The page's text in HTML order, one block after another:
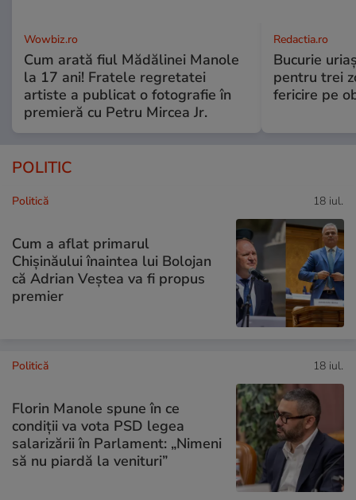
Wowbiz.ro
Cum arată fiul Mădălinei Manole
la 17 ani! Fratele regretatei
artiste a publicat o fotografie în
premieră cu Petru Mircea Jr.
Redactia.ro
Bucurie
pentru trei
fericire pe
POLITIC
Politică 18 iul.
Cum a aflat primarul
Chișinăului înaintea lui Bolojan
că Adrian Veștea va fi propus
premier
Politică 18 iul.
Florin Manole spune în ce
condiții va vota PSD legea
salarizării în Parlament: „Nimeni
să nu piardă la venituri”